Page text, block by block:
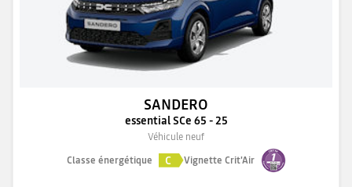
SANDERO
essential SCe 65 - 25
Véhicule neuf
Classe énergétique
C Vignette Crit'Air